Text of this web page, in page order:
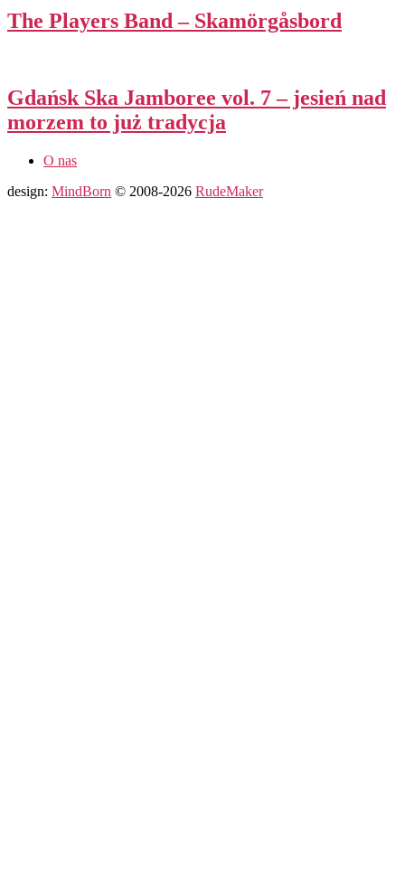
The Players Band – Skamörgåsbord
Gdańsk Ska Jamboree vol. 7 – jesień nad
morzem to już tradycja
O nas
design: MindBorn © 2008-2026 RudeMaker